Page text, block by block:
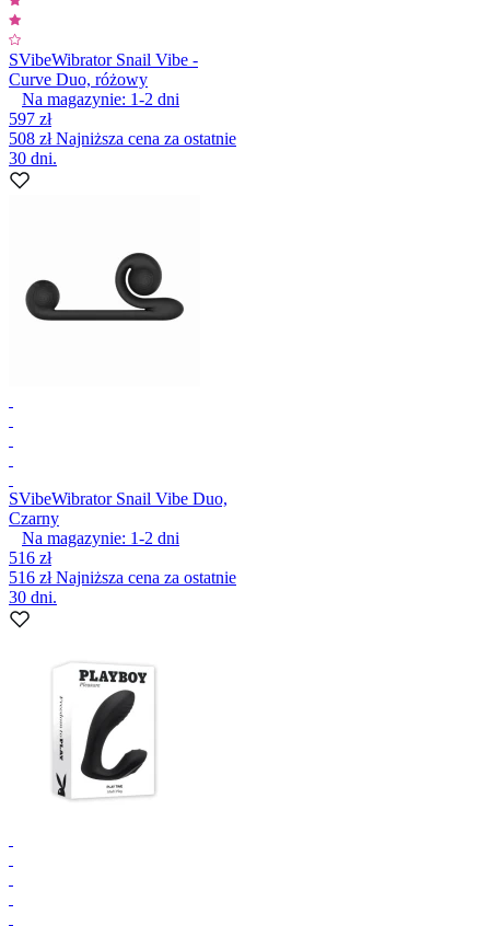
SVibeWibrator Snail Vibe -
Curve Duo, różowy
Na magazynie: 1-2 dni
597 zł
508 złNajniższa cena za ostatnie
30 dni.
SVibeWibrator Snail Vibe Duo,
Czarny
Na magazynie: 1-2 dni
516 zł
516 złNajniższa cena za ostatnie
30 dni.